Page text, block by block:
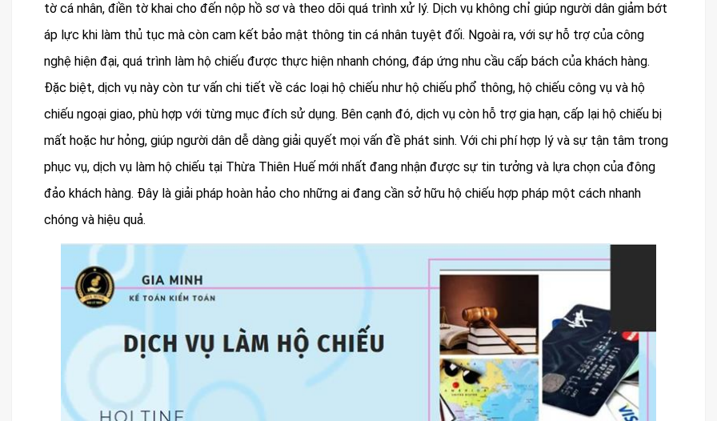
tờ cá nhân, điền tờ khai cho đến nộp hồ sơ và theo dõi quá trình xử lý. Dịch vụ không chỉ giúp người dân giảm bớt
áp lực khi làm thủ tục mà còn cam kết bảo mật thông tin cá nhân tuyệt đối. Ngoài ra, với sự hỗ trợ của công
nghệ hiện đại, quá trình làm hộ chiếu được thực hiện nhanh chóng, đáp ứng nhu cầu cấp bách của khách hàng.
Đặc biệt, dịch vụ này còn tư vấn chi tiết về các loại hộ chiếu như hộ chiếu phổ thông, hộ chiếu công vụ và hộ
chiếu ngoại giao, phù hợp với từng mục đích sử dụng. Bên cạnh đó, dịch vụ còn hỗ trợ gia hạn, cấp lại hộ chiếu bị
mất hoặc hư hỏng, giúp người dân dễ dàng giải quyết mọi vấn đề phát sinh. Với chi phí hợp lý và sự tận tâm trong
phục vụ, dịch vụ làm hộ chiếu tại Thừa Thiên Huế mới nhất đang nhận được sự tin tưởng và lựa chọn của đông
đảo khách hàng. Đây là giải pháp hoàn hảo cho những ai đang cần sở hữu hộ chiếu hợp pháp một cách nhanh
chóng và hiệu quả.